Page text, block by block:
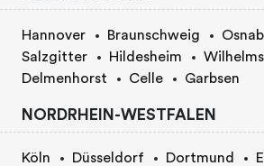
Hannover Braunschweig
Salzgitter
Hildesheim
Delmenhorst
Celle Garbsen
NORDRHEIN-WESTFALEN
Köln Düsseldorf Dortmund